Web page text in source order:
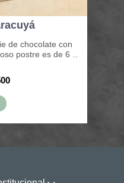
de chocolate con
postre es de 6 a